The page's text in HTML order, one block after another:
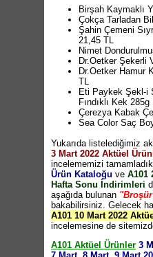
Aprilla Su
Aprilla Şarjlı
Singer El Dikiş
Kiwi Cam
Polosmart Yüz
Sinbo French
Taç Aksu Basık
Taç Aksu Derin
Taç Aksu Tava
Luminarc Oval
Luminarc Pizza
Luminarc Opal
Arcopal Zelie
Arcopal Zelie
Paşabahçe
Fonksiyonlu
Salata Kurutucu
Boyalı Yağlık &
Badya 6,6 Litre
Katlanır Süzgeç
Canlı Çiçek
Canlı Çiçek Şans
Canlı Çiçek
Orkide Saksısı
Piranha Benzinli
Birşah Kaymaklı
Çokça Tarladan
Şahin Çemeni
21,45 TL
Nimet
Dr.Oetker Şekerli
Dr.Oetker Hamur
TL
Eti Paykek Şekl-i
Fındıklı Kek 285g
Çerezya Kabak
Sea Color Saç
GoMobile Araç İçi
Tukaş Doğal
22,50 TL(10 TL
geçerlidir)
Yudum Egemden
25,50 TL (10 TL
geçerlidir)
Yukarıda listelediğimiz
3 Mart 2022 Aktüel
incelememizi tamamladık.
Ürün Kataloğu ve A101
Hafta Sonu İndirimleri
aşağıda bulunan
bakabilirsiniz. Gelecek
A101 10 Mart 2022
incelemesine de
A101 Aktüel Ürünler 3
7 Mart, 8 Mart, 9 Mart